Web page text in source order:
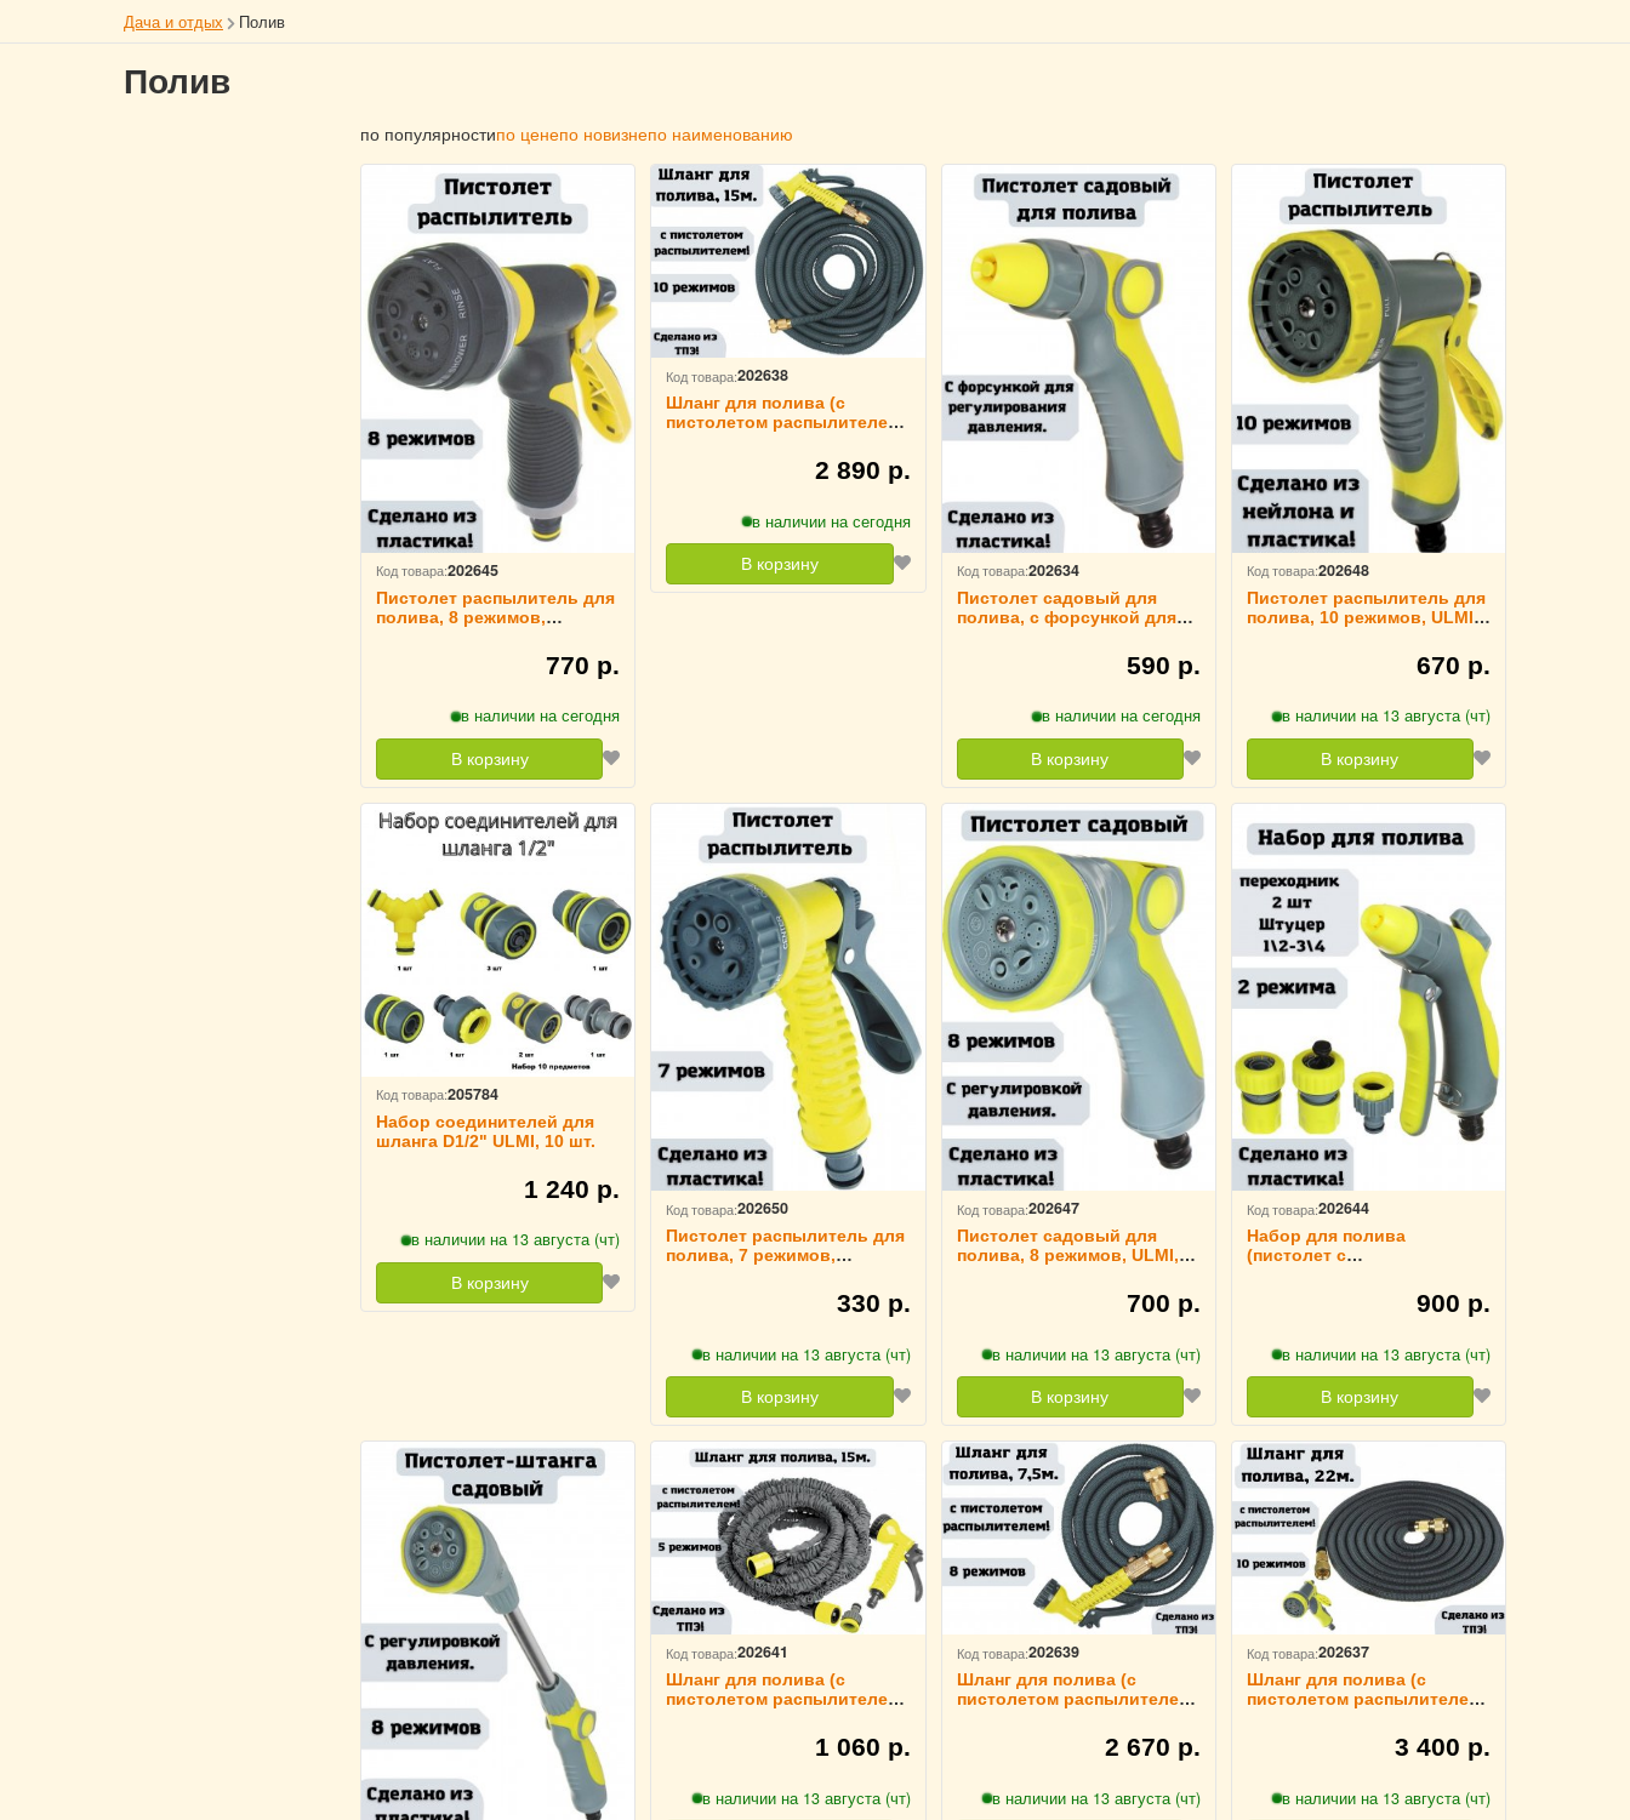
Дача и отдых Полив
Полив
по популярностипо ценепо новизнепо наименованию
Код товара:202645
Пистолет распылитель для
полива, 8 режимов,
770 р.
в наличии на сегодня
В корзину
Код товара:202638
Шланг для полива (с
пистолетом распылителем,
2 890 р.
в наличии на сегодня
В корзину Код товара:202634
Пистолет садовый для
полива, с форсункой для
590 р.
в наличии на сегодня
В корзину
Код товара:202648
Пистолет распылитель для
полива, 10 режимов, ULMI,
670 р.
в наличии на 13 августа (чт)
В корзину
Код товара:205784
Набор соединителей для
шланга D1/2" ULMI, 10 шт.
1 240 р.
в наличии на 13 августа (чт)
В корзину
Код товара:202650
Пистолет распылитель для
полива, 7 режимов,
330 р.
в наличии на 13 августа (чт)
В корзину
Код товара:202647
Пистолет садовый для
полива, 8 режимов, ULMI,
700 р.
в наличии на 13 августа (чт)
В корзину
Код товара:202644
Набор для полива
(пистолет с
режима, переходник 2 шт, +
штуцер 1\2-3\4) ULMI900 р.
в наличии на 13 августа (чт)
В корзину
Код товара:202641
Шланг для полива (с
пистолетом распылителем,
1 060 р.
в наличии на 13 августа (чт)
Код товара:202639
Шланг для полива (с
пистолетом распылителем,
2 670 р.
в наличии на 13 августа (чт)
Код товара:202637
Шланг для полива (с
пистолетом распылителем,
растягивающийся, 22м, ТПЭ
3 400 р.
в наличии на 13 августа (чт)